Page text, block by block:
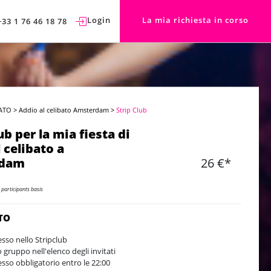
1 76 46 18 78 Login La mia richiesta in corso
>Addio al celibato Amsterdam >Strip Club
per la mia fiesta di
celibato a
26 €*
basis
nello Stripclub
gruppo nell'elenco degli invitati
obbligatorio entro le 22:00